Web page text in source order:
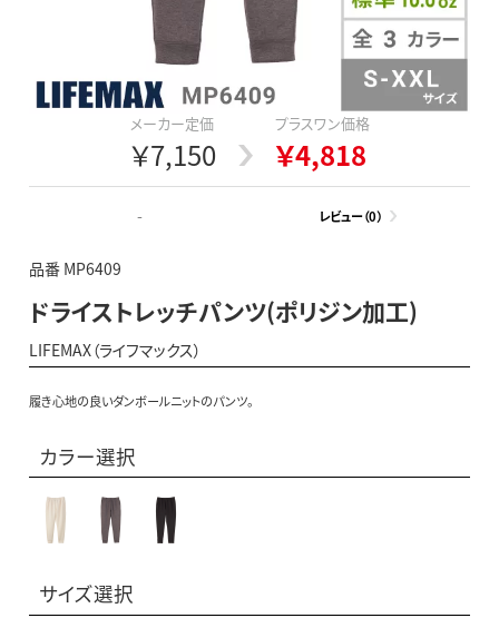
メーカー定価
￥7,150
プラスワン価格
￥4,818
- レビュー（0）
品番 MP6409
ドライストレッチパンツ(ポリジン加工)
LIFEMAX（ライフマックス）
履き心地の良いダンボールニットのパンツ。
カラー選択
サイズ選択